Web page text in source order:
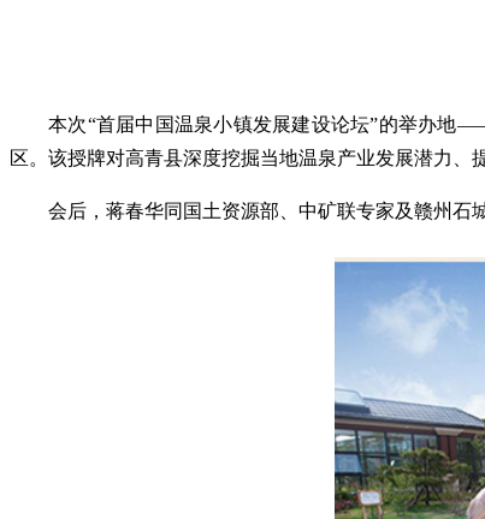
本次“首届中国温泉小镇发展建设论坛”的举办地
区。该授牌对高青县深度挖掘当地温泉产业发展潜力、
会后，蒋春华同国土资源部、中矿联专家及赣州石